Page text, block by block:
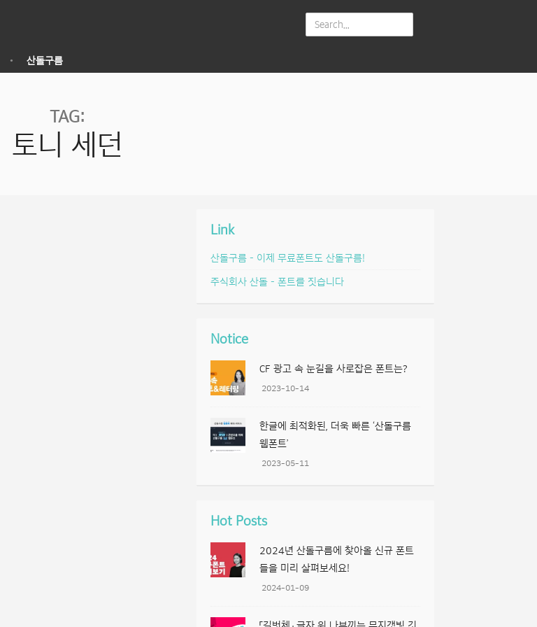
산돌구름
TAG:
토니 세던
Link
산돌구름 – 이제 무료폰트도 산돌구름!
주식회사 산돌 – 폰트를 짓습니다
Notice
CF 광고 속 눈길을 사로잡은 폰트는?
2023-10-14
한글에 최적화된, 더욱 빠른 ‘산돌구름
웹폰트’
2023-05-11
Hot Posts
2024년 산돌구름에 찾아올 신규 폰트
들을 미리 살펴보세요!
2024-01-09